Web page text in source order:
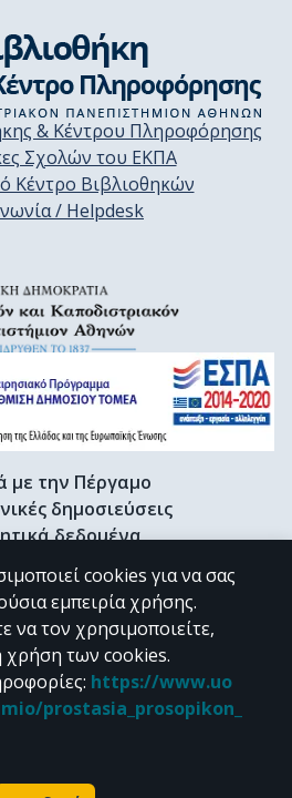
& Κέντρου Πληροφόρησης
Σχολών του ΕΚΠΑ
Κέντρο Βιβλιοθηκών
/ Helpdesk
με την Πέργαμο
δημοσιεύσεις
δεδομένα
& Γκρίζα βιβλιογραφία
Ερευνητή
CC BY-NC 4.0
το υλικό της "Περγάμου" διατίθεται
Powered by
cookies για να σας
εμπειρία χρήσης.
να τον χρησιμοποιείτε,
χρήση των cookies.
: https://www.uo
prostasia_prosopikon_